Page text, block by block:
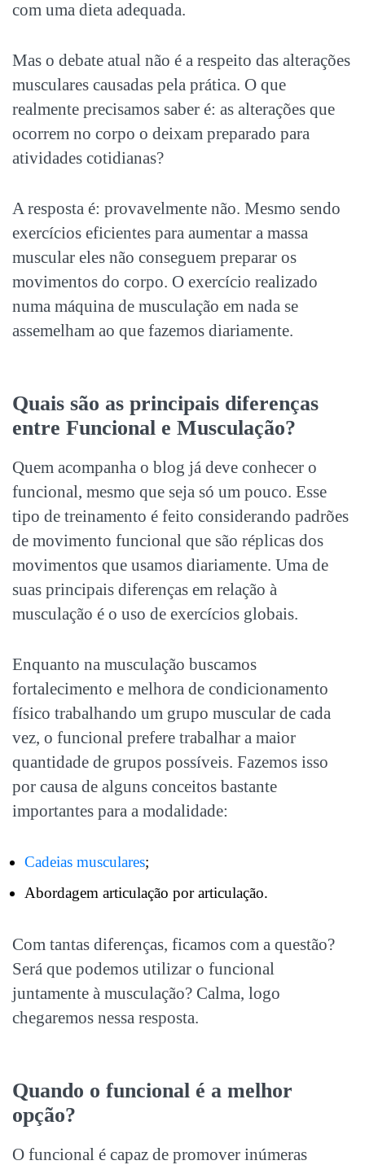
com uma dieta adequada.
Mas o debate atual não é a respeito das alterações
musculares causadas pela prática. O que
realmente precisamos saber é: as alterações que
ocorrem no corpo o deixam preparado para
atividades cotidianas?
A resposta é: provavelmente não. Mesmo sendo
exercícios eficientes para aumentar a massa
muscular eles não conseguem preparar os
movimentos do corpo. O exercício realizado
numa máquina de musculação em nada se
assemelham ao que fazemos diariamente.
Quais são as principais diferenças
entre Funcional e Musculação?
Quem acompanha o blog já deve conhecer o
funcional, mesmo que seja só um pouco. Esse
tipo de treinamento é feito considerando padrões
de movimento funcional que são réplicas dos
movimentos que usamos diariamente. Uma de
suas principais diferenças em relação à
musculação é o uso de exercícios globais.
Enquanto na musculação buscamos
fortalecimento e melhora de condicionamento
físico trabalhando um grupo muscular de cada
vez, o funcional prefere trabalhar a maior
quantidade de grupos possíveis. Fazemos isso
por causa de alguns conceitos bastante
importantes para a modalidade:
Cadeias musculares;
Abordagem articulação por articulação.
Com tantas diferenças, ficamos com a questão?
Será que podemos utilizar o funcional
juntamente à musculação? Calma, logo
chegaremos nessa resposta.
Quando o funcional é a melhor
opção?
O funcional é capaz de promover inúmeras